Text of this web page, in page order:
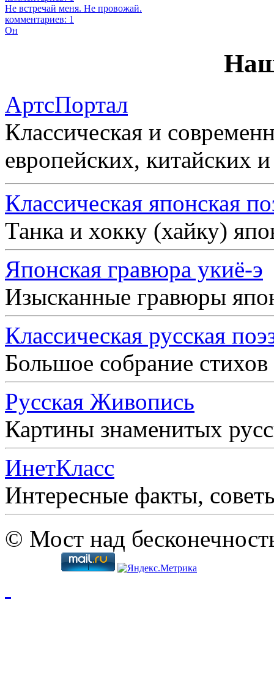
Не встречай меня. Не провожай.
комментариев: 1
Он
АртсПортал
Классическая и
европейских, китайских
Классическая японская
Танка и хокку (хайку)
Японская гравюра укиё-э
Изысканные гравюры
Классическая русская
Большое собрание
Русская Живопись
Картины знаменитых
ИнетКласс
Интересные факты,
© Мост над